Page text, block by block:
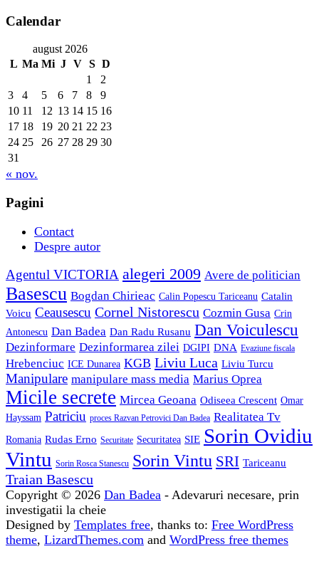
Calendar
august 2026
L Ma Mi J V S D
1
2
3
4 5 6 7 8
9
10 11 12 13 14 15 16
17 18 19 20 21 22 23
24 25 26 27 28 29 30
31
« nov.
Pagini
Contact
Despre autor
Agentul VICTORIA alegeri 2009 Avere de politician
Basescu Bogdan Chirieac Calin Popescu Tariceanu Catalin
Voicu Ceausescu Cornel Nistorescu Cozmin Gusa Crin
Antonescu Dan Badea Dan Radu Rusanu Dan Voiculescu
Dezinformare Dezinformarea zilei DGIPI DNA Evaziune fiscala
Hrebenciuc ICE Dunarea KGB Liviu Luca Liviu Turcu
Manipulare manipulare mass media Marius Oprea
Micile secrete Mircea Geoana Odiseea Crescent Omar
Hayssam Patriciu proces Razvan Petrovici Dan Badea Realitatea Tv
Romania Rudas Erno Securitate Securitatea SIE Sorin Ovidiu
Vintu Sorin Rosca Stanescu Sorin Vintu SRI Tariceanu
Traian Basescu
Copyright © 2026 Dan Badea - Adevaruri necesare, prin
investigatii la cheie
Designed by Templates free, thanks to: Free WordPress
theme, LizardThemes.com and WordPress free themes